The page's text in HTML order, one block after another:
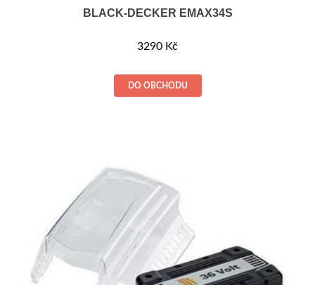
BLACK-DECKER EMAX34S
3290 Kč
DO OBCHODU